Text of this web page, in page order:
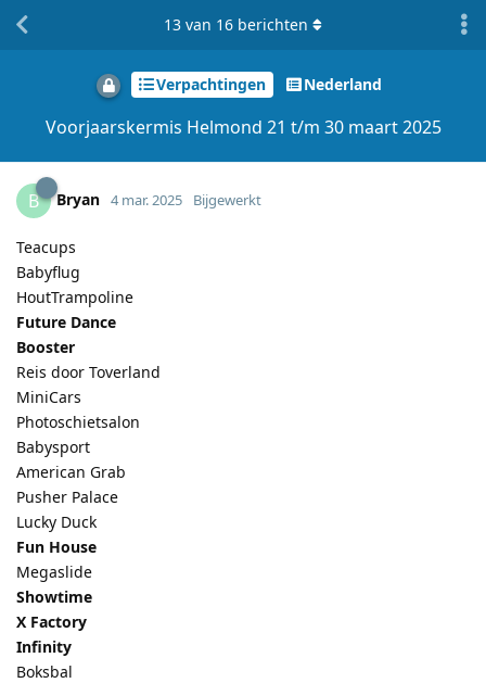
Verpachtingen Nederland
Voorjaarskermis Helmond 21 t/m 30 maart 2025
13 van 16 berichten
B Bryan 4 mar. 2025 Bijgewerkt
Teacups
Babyflug
HoutTrampoline
Future Dance
Booster
Reis door Toverland
MiniCars
Photoschietsalon
Babysport
American Grab
Pusher Palace
Lucky Duck
Fun House
Megaslide
Showtime
X Factory
Infinity
Boksbal